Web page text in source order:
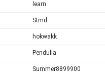
learn
Stmd
hokwakk
Pendulla
Summer8899900